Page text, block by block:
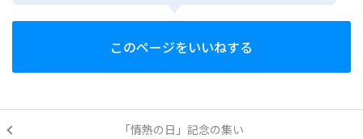
このページをいいねする
「情熱の日」記念の集い